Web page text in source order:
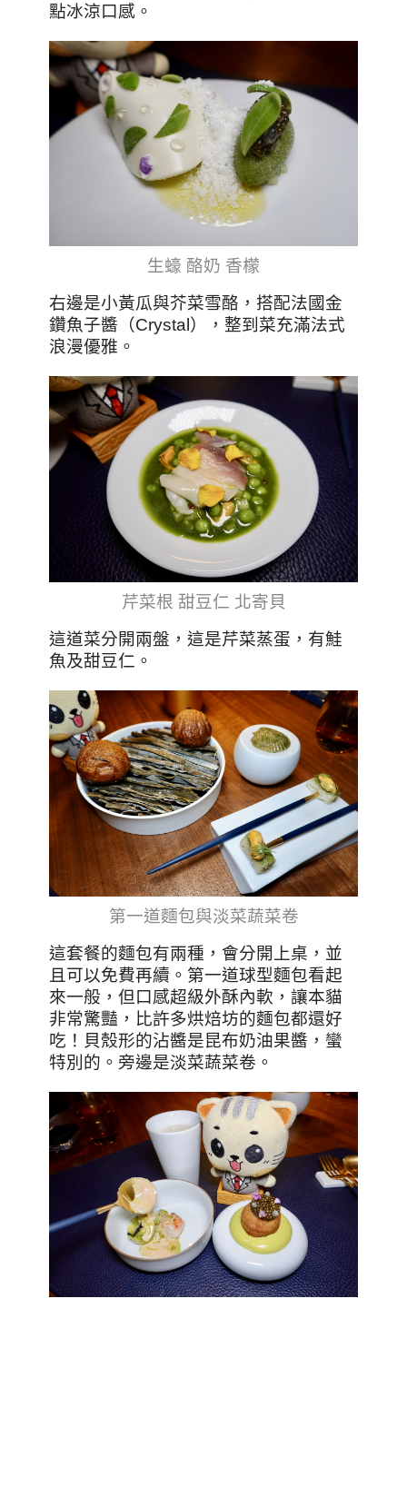
點冰涼口感。
生蠔 酪奶 香檬
右邊是小黃瓜與芥菜雪酪，搭配法國金
鑽魚子醬（Crystal），整到菜充滿法式
浪漫優雅。
芹菜根 甜豆仁 北寄貝
這道菜分開兩盤，這是芹菜蒸蛋，有鮭
魚及甜豆仁。
第一道麵包與淡菜蔬菜卷
這套餐的麵包有兩種，會分開上桌，並
且可以免費再續。第一道球型麵包看起
來一般，但口感超級外酥內軟，讓本貓
非常驚豔，比許多烘焙坊的麵包都還好
吃！貝殼形的沾醬是昆布奶油果醬，蠻
特別的。旁邊是淡菜蔬菜卷。